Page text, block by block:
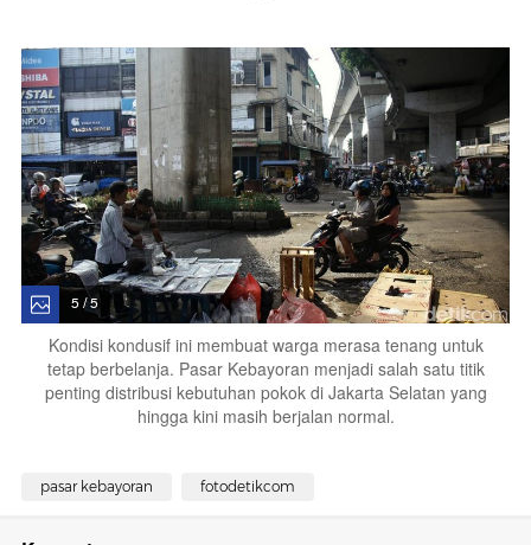
5 / 5
Kondisi kondusif ini membuat warga merasa tenang untuk
tetap berbelanja. Pasar Kebayoran menjadi salah satu titik
penting distribusi kebutuhan pokok di Jakarta Selatan yang
hingga kini masih berjalan normal.
pasar kebayoran fotodetikcom